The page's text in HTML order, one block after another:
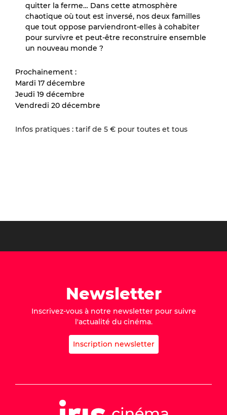
quitter la ferme… Dans cette atmosphère
chaotique où tout est inversé, nos deux familles
que tout oppose parviendront-elles à cohabiter
pour survivre et peut-être reconstruire ensemble
un nouveau monde ?
Prochainement :
Mardi 17 décembre
Jeudi 19 décembre
Vendredi 20 décembre
Infos pratiques : tarif de 5 € pour toutes et tous
Newsletter
Inscrivez-vous à notre newsletter pour suivre
l'actualité du cinéma.
Inscription newsletter